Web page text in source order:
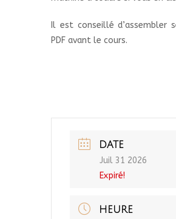
Il est conseillé d’assembler
PDF avant le cours.
DATE
Juil 31 2026
Expiré!
HEURE